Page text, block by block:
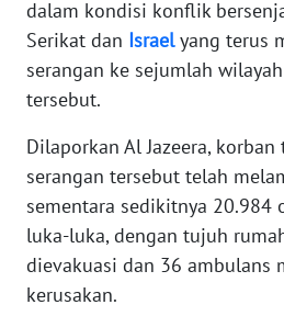
dalam kondisi konflik
Serikat dan Israelyang terus
serangan ke sejumlah
tersebut.
Dilaporkan Al Jazeera,
serangan tersebut telah
sementara sedikitnya 20.984
luka-luka, dengan tujuh
dievakuasi dan 36 ambulans
kerusakan.
WN
SUMUT
WN
JAKARTA
WN
JABAR
BANTEN